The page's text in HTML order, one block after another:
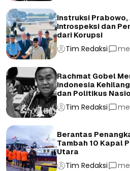
Instruksi
Introspeksi dan
dari Korupsi
Tim Redaksi
Rachmat Gobel
Indonesia
dan Politikus
Tim Redaksi
Berantas
Tambah 10 Kapal
Utara
Tim Redaksi